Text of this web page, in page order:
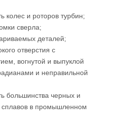
колес и роторов турбин;
сверла;
деталей;
отверстия с
вогнутой и выпуклой
и неправильной
большинства черных и
сплавов в промышленном